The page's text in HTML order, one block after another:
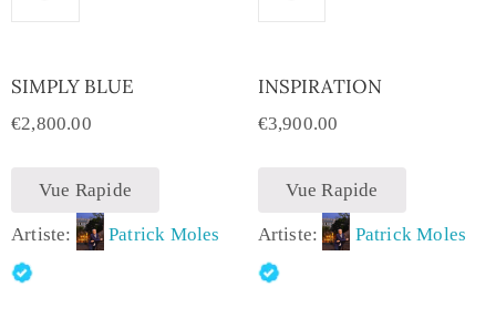
SIMPLY BLUE
€2,800.00
Vue Rapide
Artiste: Patrick Moles
INSPIRATION
€3,900.00
Vue Rapide
Artiste: Patrick Moles